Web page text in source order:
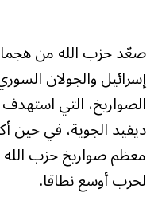
صعّد حزب الله من
إسرائيل والجولان
الصواريخ، التي
ديفيد الجوية، في حين
معظم صواريخ حزب
لحرب أوسع نطاقا.